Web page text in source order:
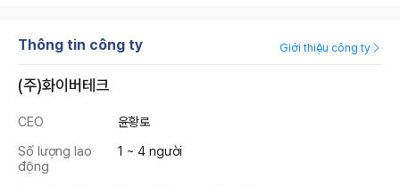
Thông tin công ty Giới thiệu công ty
(주)화이버테크
CEO
윤황로
Số lượng lao
động
1 ~ 4 người